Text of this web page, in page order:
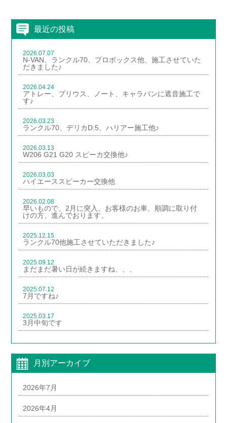
最近の投稿
2026.07.07
N-VAN、ランクル70、プロボックス他、施工させていた
だきました♪
2026.04.24
アトレー、プリウス、ノート、キャラバンに遮音施工で
す♪
2026.03.23
ランクル70、デリカD:5、ハリアー施工他♪
2026.03.13
W206 G21 G20 スピーカ交換他♪
2026.03.03
ハイエーススピーカー交換他
2026.02.08
早いもので、2月に突入。お客様のお車、順調に取り付
けの方、進んでおります。
2025.12.15
ランクル70他施工させていただきました♪
2025.09.12
まだまだ暑い日が続きますね、、、
2025.07.12
7月ですね♪
2025.03.17
3月中旬です
月別アーカイブ
2026年7月
2026年4月